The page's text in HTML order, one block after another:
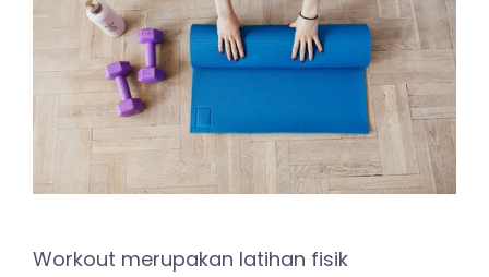
Workout merupakan latihan fisik